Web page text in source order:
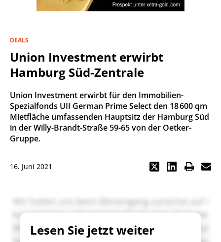
DEALS
Union Investment erwirbt
Hamburg Süd-Zentrale
Union Investment erwirbt für den Immobilien-
Spezialfonds UII German Prime Select den 18 600 qm
Mietfläche umfassenden Hauptsitz der Hamburg Süd
in der Willy-Brandt-Straße 59-65 von der Oetker-
Gruppe.
16. Juni 2021
Lesen Sie jetzt weiter